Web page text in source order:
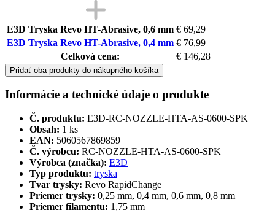
E3D Tryska Revo HT-Abrasive, 0,6 mm € 69,29
E3D Tryska Revo HT-Abrasive, 0,4 mm € 76,99
Celková cena:
€ 146,28
Pridať oba produkty do nákupného košíka
Informácie a technické údaje o produkte
Č. produktu: E3D-RC-NOZZLE-HTA-AS-0600-SPK
Obsah: 1 ks
EAN: 5060567869859
Č. výrobcu: RC-NOZZLE-HTA-AS-0600-SPK
Výrobca (značka): E3D
Typ produktu: tryska
Tvar trysky: Revo RapidChange
Priemer trysky: 0,25 mm, 0,4 mm, 0,6 mm, 0,8 mm
Priemer filamentu: 1,75 mm